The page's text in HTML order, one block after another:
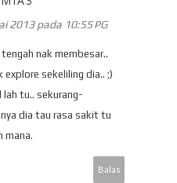
2013 pada 10:55 PG
nak membesar..
explore sekeliling dia.. ;)
lah tu.. sekurang-
dia tau rasa sakit tu
mana.
Balas